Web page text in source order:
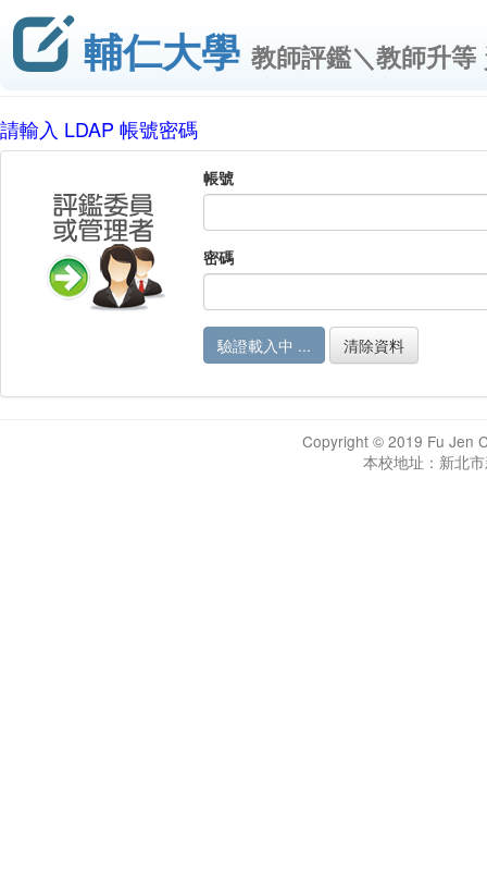
輔仁大學 教師評鑑＼教師升等
請輸入 LDAP 帳號密碼
帳號
密碼
清除資料
Copyright © 2019 Fu Jen
本校地址：新北